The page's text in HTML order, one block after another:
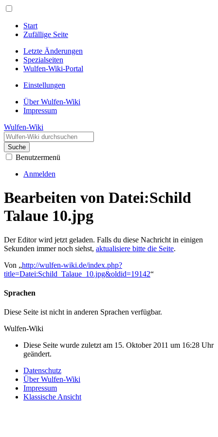
Start
Zufällige Seite
Letzte Änderungen
Spezialseiten
Wulfen-Wiki-Portal
Einstellungen
Über Wulfen-Wiki
Impressum
Wulfen-Wiki
Suche
Benutzermenü
Anmelden
Bearbeiten von Datei:Schild
Talaue 10.jpg
Der Editor wird jetzt geladen. Falls du diese Nachricht in einigen
Sekunden immer noch siehst, aktualisiere bitte die Seite.
Von „http://wulfen-wiki.de/index.php?
title=Datei:Schild_Talaue_10.jpg&oldid=19142“
Sprachen
Diese Seite ist nicht in anderen Sprachen verfügbar.
Wulfen-Wiki
Diese Seite wurde zuletzt am 15. Oktober 2011 um 16:28 Uhr
geändert.
Datenschutz
Über Wulfen-Wiki
Impressum
Klassische Ansicht